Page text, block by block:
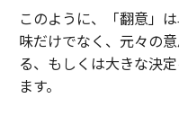
このように、「翻意」
味だけでなく、元々の
る、もしくは大きな決
ます。